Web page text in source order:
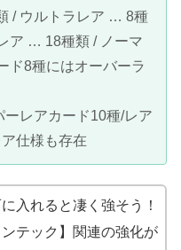
/ ウルトラレア … 8種
ア … 18種類 / ノーマ
ド8種にはオーバーラ
レアカード10種/レア
仕様も存在
入れると凄く強そう！
テック】関連の強化が